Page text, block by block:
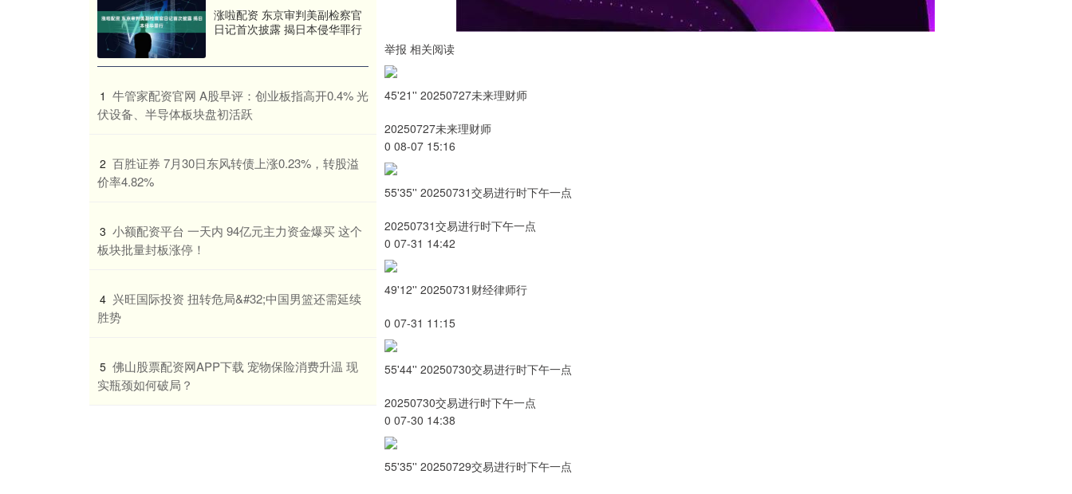
举报 相关阅读
45'21'' 20250727未来理财师
20250727未来理财师
0 08-07 15:16
55'35'' 20250731交易进行时下午一点
20250731交易进行时下午一点
0 07-31 14:42
49'12'' 20250731财经律师行
0 07-31 11:15
55'44'' 20250730交易进行时下午一点
20250730交易进行时下午一点
0 07-30 14:38
55'35'' 20250729交易进行时下午一点
涨啦配资 东京审判美副检察官
日记首次披露 揭日本侵华罪行
1 ​牛管家配资官网 A股早评：创业板指高开0.4% 光
伏设备、半导体板块盘初活跃
2 ​百胜证券 7月30日东风转债上涨0.23%，转股溢
价率4.82%
3 ​小额配资平台 一天内 94亿元主力资金爆买 这个
板块批量封板涨停！
4 ​兴旺国际投资 扭转危局&#32;中国男篮还需延续
胜势
5 ​佛山股票配资网APP下载 宠物保险消费升温 现
实瓶颈如何破局？